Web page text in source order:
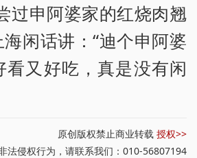
过申阿婆家的红烧肉翘
闲话讲：“迪个申阿婆
看又好吃，真是没有闲
原创版权禁止商业转载 授权>>
法侵权行为，请联系我们：010-56807194